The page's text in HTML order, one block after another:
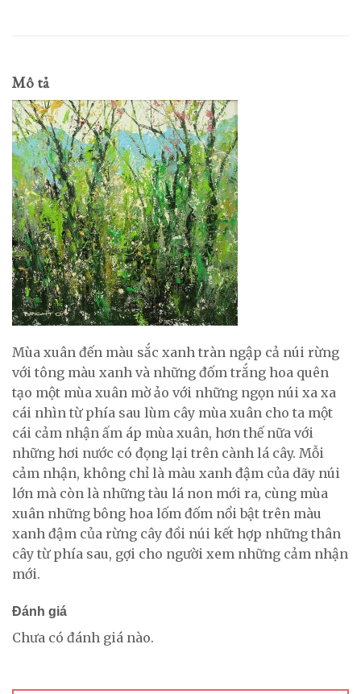
Mô tả
Mùa xuân đến màu sắc xanh tràn ngập cả núi rừng
với tông màu xanh và những đốm trắng hoa quên
tạo một mùa xuân mờ ảo với những ngọn núi xa xa
cái nhìn từ phía sau lùm cây mùa xuân cho ta một
cái cảm nhận ấm áp mùa xuân, hơn thế nữa với
những hơi nước có đọng lại trên cành lá cây. Mỗi
cảm nhận, không chỉ là màu xanh đậm của dãy núi
lớn mà còn là những tàu lá non mới ra, cùng mùa
xuân những bông hoa lốm đốm nổi bật trên màu
xanh đậm của rừng cây đồi núi kết hợp những thân
cây từ phía sau, gợi cho người xem những cảm nhận
mới.
Đánh giá
Chưa có đánh giá nào.